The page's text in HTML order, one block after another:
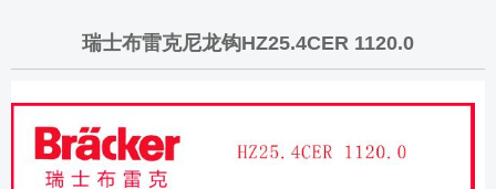
瑞士布雷克尼龙钩HZ25.4CER 1120.0